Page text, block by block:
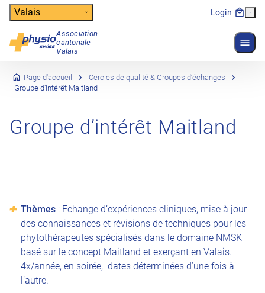
Header
Valais Login
Association
cantonale
Valais
Navigation principale
Page d'accueil
Cercles de qualité & Groupes d’échanges
Groupe d’intérêt Maitland
Groupe d’intérêt Maitland
Thèmes : Echange d’expériences cliniques, mise à jour
des connaissances et révisions de techniques pour les
phytothérapeutes spécialisés dans le domaine NMSK
basé sur le concept Maitland et exerçant en Valais.
4x/année, en soirée, dates déterminées d’une fois à
l’autre.